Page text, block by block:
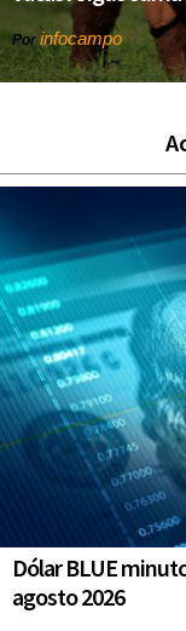
Por infocampo
Dólar BLUE
agosto 2026